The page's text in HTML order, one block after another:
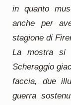
in quanto
anche per
stagione di
La mostra si
Scheraggio
faccia, due
guerra